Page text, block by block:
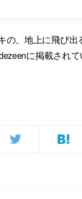
の、地上に飛び
に掲載されて